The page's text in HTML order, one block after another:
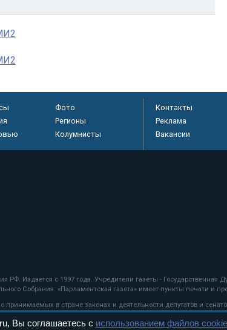
Фото
Регионы
Колумнисты
Контакты
Реклама
Вакансии
РФ. Издается с 1997 года. Учредители газеты -
Собрания. «Парламентская газета» имеет пункты печати и
в стране законах и деятельности депутатов и
Вы соглашаетесь с использованием файлов cookie